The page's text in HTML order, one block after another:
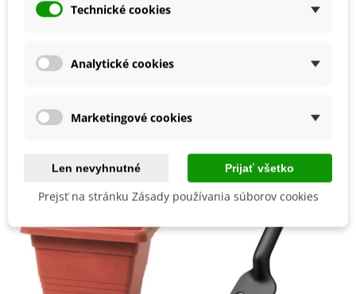
Výrobca
Vegetačné Obdobie
Letničky
Technické cookies
Analytické cookies
Marketingové cookies
Len nevyhnutné Prijať všetko
Prejsť na stránku Zásady používania súborov cookies